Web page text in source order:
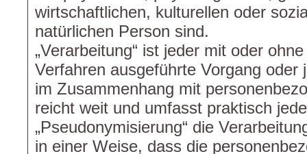
wirtschaftlichen, kulturellen oder
natürlichen Person sind.
„Verarbeitung“ ist jeder mit oder
Verfahren ausgeführte Vorgang oder
im Zusammenhang mit
reicht weit und umfasst praktisch
„Pseudonymisierung“ die
in einer Weise, dass die